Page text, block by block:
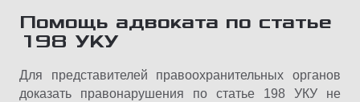
Помощь адвоката по статье
198 УКУ
Для представителей правоохранительных органов
доказать правонарушения по статье 198 УКУ не